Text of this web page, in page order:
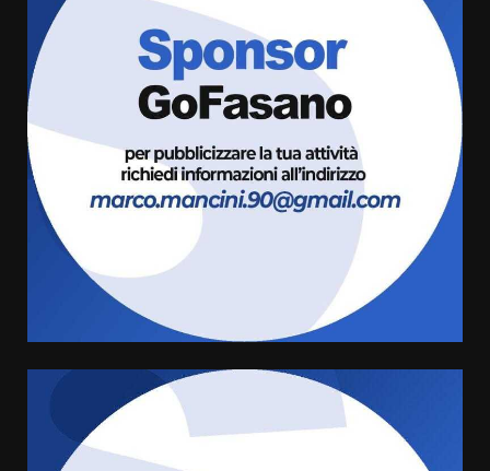
Fasanese ferito a colpi di arma
da fuoco
6 Agosto 2026 18:13
Carta d’identità: continua il piano
di aperture straordinarie del
Comune di Fasano
cittadina di Fratelli d’Italia,
pronta a tornare in Consiglio
comunale
6 Agosto 2026 08:00